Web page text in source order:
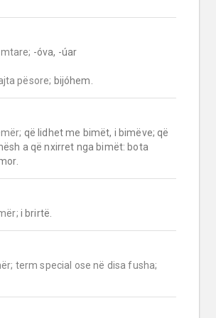
-óva, -úar
pësore; bijóhem.
që lidhet me bimët, i bimëve; që
a që nxirret nga bimët: bota
i brirtë.
term special ose në disa fusha;